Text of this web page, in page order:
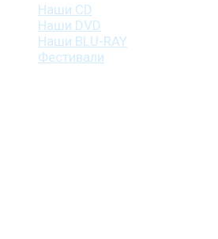
Наши CD
Наши DVD
Наши BLU-RAY
Фестивали